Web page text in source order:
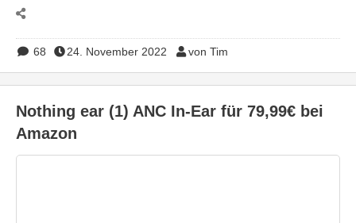
68 24. November 2022 von Tim
Nothing ear (1) ANC In-Ear für 79,99€ bei
Amazon